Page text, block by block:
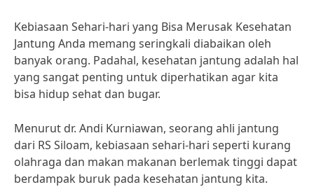
Kebiasaan Sehari-hari yang Bisa Merusak Kesehatan
Jantung Anda memang seringkali diabaikan oleh
banyak orang. Padahal, kesehatan jantung adalah hal
yang sangat penting untuk diperhatikan agar kita
bisa hidup sehat dan bugar.
Menurut dr. Andi Kurniawan, seorang ahli jantung
dari RS Siloam, kebiasaan sehari-hari seperti kurang
olahraga dan makan makanan berlemak tinggi dapat
berdampak buruk pada kesehatan jantung kita.